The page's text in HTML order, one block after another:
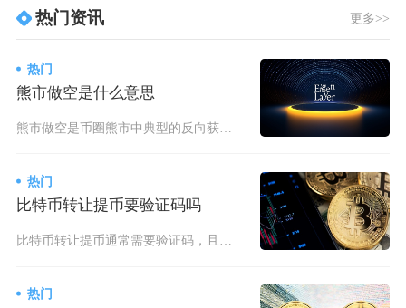
热门资讯 更多>>
热门
熊市做空是什么意思
熊市做空是币圈熊市中典型的反向获利策略，核心是先卖后买，在价格下跌中赚取差价；当你判断市场
热门
比特币转让提币要验证码吗
比特币转让提币通常需要验证码，且在中心化交易所操作时，验证码是必备的安全验证环节，仅在部分
热门